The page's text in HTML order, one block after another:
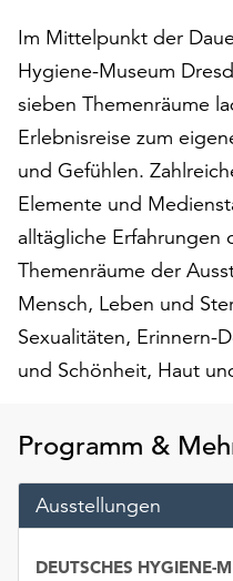
„Alle
akzeptieren“,
um
alle
Cookies
zu
akzeptieren.
Sie
können
Ihr
Einverständnis
jederzeit
und
Dafür
steht
Ihnen
am
Ende
der
Im Mittelpunkt der
Hygiene-Museum
sieben Themenräume
Erlebnisreise zum
und Gefühlen.
Elemente und
alltägliche Erfahrungen
Themenräume der
Mensch, Leben und
Sexualitäten, Erinnern-
und Schönheit, Haut
Programm &
Ausstellungen
DEUTSCHES HYGIENE-